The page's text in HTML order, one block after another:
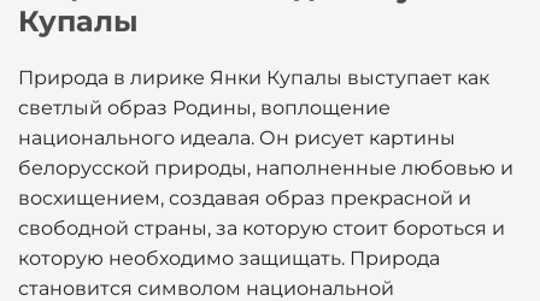
Купалы
Природа в лирике Янки Купалы выступает как
светлый образ Родины, воплощение
национального идеала. Он рисует картины
белорусской природы, наполненные любовью и
восхищением, создавая образ прекрасной и
свободной страны, за которую стоит бороться и
которую необходимо защищать. Природа
становится символом национальной